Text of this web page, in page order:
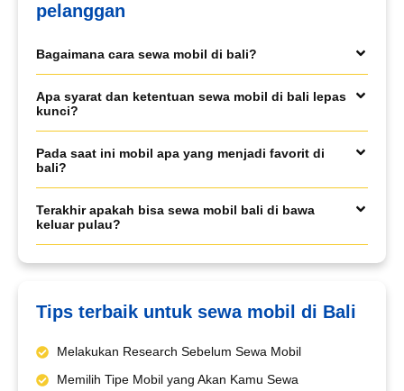
pelanggan
Bagaimana cara sewa mobil di bali?
Apa syarat dan ketentuan sewa mobil di bali lepas
kunci?
Pada saat ini mobil apa yang menjadi favorit di
bali?
Terakhir apakah bisa sewa mobil bali di bawa
keluar pulau?
Tips terbaik untuk sewa mobil di Bali
Melakukan Research Sebelum Sewa Mobil
Memilih Tipe Mobil yang Akan Kamu Sewa
Book via WhatsApp
Pilih Mobil*
Tipe Sewa*
Nama*
Tgl Mulai*